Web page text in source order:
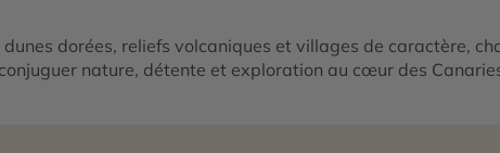
dorées, reliefs volcaniques et villages de caractère,
nature, détente et exploration au cœur des